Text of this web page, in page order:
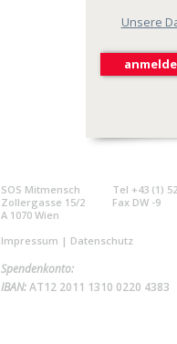
Unsere
SOS Mitmensch
Zollergasse 15/2
A 1070 Wien
Tel +43 (1)
Fax DW -9
Impressum | Datenschutz
Spendenkonto:
IBAN:AT12 2011 1310 0220 4383